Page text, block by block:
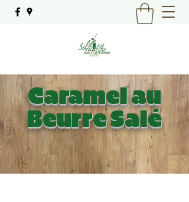
Caramel au
Beurre Salé